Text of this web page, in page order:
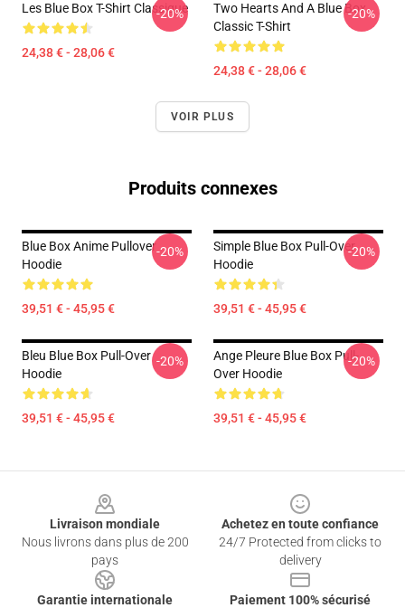
Les Blue Box T-Shirt Classique
24,38 € - 28,06 €
-20%
Two Hearts And A Blue Box
Classic T-Shirt
24,38 € - 28,06 €
-20%
VOIR PLUS
Produits connexes
Blue Box Anime Pullover
Hoodie
39,51 € - 45,95 €
-20%
Simple Blue Box Pull-Over
Hoodie
39,51 € - 45,95 €
-20%
Bleu Blue Box Pull-Over
Hoodie
39,51 € - 45,95 €
-20%
Ange Pleure Blue Box Pull-
Over Hoodie
39,51 € - 45,95 €
-20%
Livraison mondiale
Nous livrons dans plus de 200
pays
Achetez en toute confiance
24/7 Protected from clicks to
delivery
Garantie internationale
Paiement 100% sécurisé